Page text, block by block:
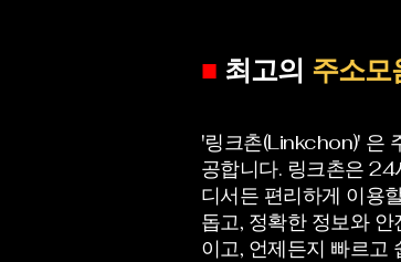
■ 최고의 주소모
'링크촌(Linkchon)' 은
공합니다. 링크촌은
디서든 편리하게 이용
돕고, 정확한 정보와
이고, 언제든지 빠르고